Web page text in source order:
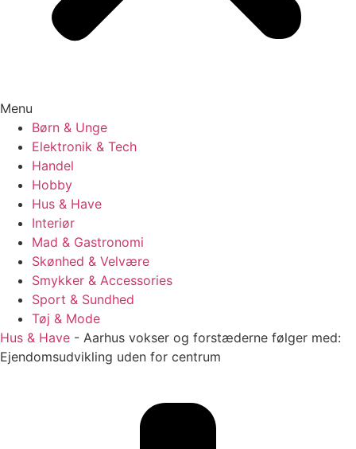
Menu
Børn & Unge
Elektronik & Tech
Handel
Hobby
Hus & Have
Interiør
Mad & Gastronomi
Skønhed & Velvære
Smykker & Accessories
Sport & Sundhed
Tøj & Mode
Hus & Have - Aarhus vokser og forstæderne følger med:
Ejendomsudvikling uden for centrum